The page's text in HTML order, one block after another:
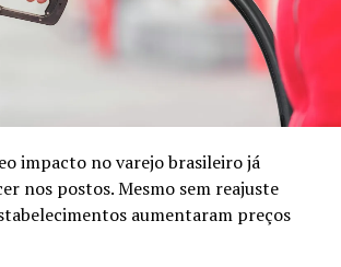
produtos ficaram complexos demais
empresa perdeu foco. Ao mesmo
começaram a migrar para jogos
a marca registrou um grande
impacto no varejo brasileiro já
nos postos. Mesmo sem reajuste
aumentaram preços